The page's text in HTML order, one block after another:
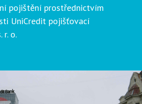
pojištění prostřednictvím
UniCredit pojišťovací
r. o.